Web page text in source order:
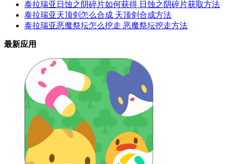
泰拉瑞亚日蚀之阴碎片如何获得 日蚀之阴碎片获取方法
泰拉瑞亚天顶剑怎么合成 天顶剑合成方法
泰拉瑞亚恶魔祭坛怎么挖走 恶魔祭坛挖走方法
最新应用